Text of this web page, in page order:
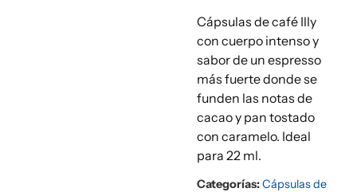
Cápsulas de café Illy
con cuerpo intenso y
sabor de un espresso
más fuerte donde se
funden las notas de
cacao y pan tostado
con caramelo. Ideal
para 22 ml.
Categorías:Cápsulas de